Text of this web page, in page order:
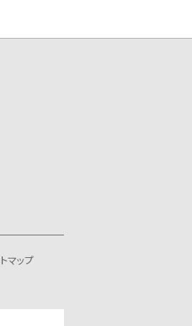
マップ